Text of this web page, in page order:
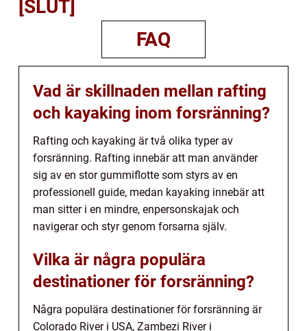
[SLUT]
FAQ
Vad är skillnaden mellan rafting
och kayaking inom forsränning?
Rafting och kayaking är två olika typer av
forsränning. Rafting innebär att man använder
sig av en stor gummiflotte som styrs av en
professionell guide, medan kayaking innebär att
man sitter i en mindre, enpersonskajak och
navigerar och styr genom forsarna själv.
Vilka är några populära
destinationer för forsränning?
Några populära destinationer för forsränning är
Colorado River i USA, Zambezi River i